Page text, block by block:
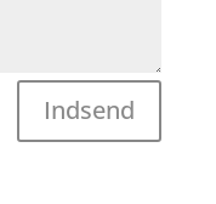
Indsend